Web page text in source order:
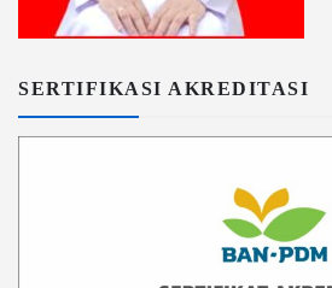
SERTIFIKASI AKREDITASI